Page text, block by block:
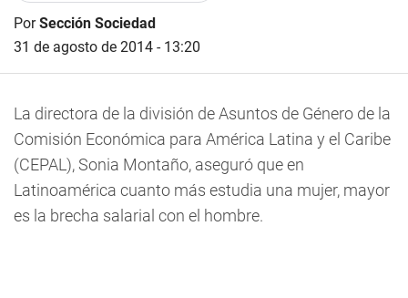
PorSección Sociedad
31 de agosto de 2014 - 13:20
La directora de la división de Asuntos de Género de la
Comisión Económica para América Latina y el Caribe
(CEPAL), Sonia Montaño, aseguró que en
Latinoamérica cuanto más estudia una mujer, mayor
es la brecha salarial con el hombre.